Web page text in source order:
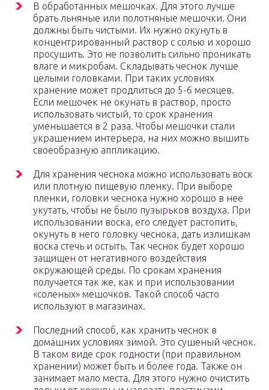
В обработанных мешочках. Для этого лучше
брать льняные или полотняные мешочки. Они
должны быть чистыми. Их нужно окунуть в
концентрированный раствор с солью и хорошо
просушить. Это не позволить сильно проникать
влаге и микробам. Складывать чеснок лучше
целыми головками. При таких условиях
хранение может продлиться до 5-6 месяцев.
Если мешочек не окунать в раствор, просто
использовать чистый, то срок хранения
уменьшается в 2 раза. Чтобы мешочки стали
украшением интерьера, на них можно вышить
своеобразную аппликацию.
Для хранения чеснока можно использовать воск
или плотную пищевую пленку. При выборе
пленки, головки чеснока нужно хорошо в нее
укутать, чтобы не было пузырьков воздуха. При
использовании воска, его следует растопить,
окунуть в него головку чеснока, дать излишкам
воска стечь и остыть. Так чеснок будет хорошо
защищен от негативного воздействия
окружающей среды. По срокам хранения
получается так же, как и при использовании
«соленых» мешочков. Такой способ часто
используют в магазинах.
Последний способ, как хранить чеснок в
домашних условиях зимой. Это сушеный чеснок.
В таком виде срок годности (при правильном
хранении) может быть и более года. Также он
занимает мало места. Для этого нужно очистить